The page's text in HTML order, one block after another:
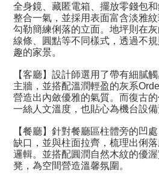
全身鏡、藏匿電箱、擺放零錢包
整合一氣，並採用表面富含淡雅
勾勒簡練俐落的立面。地坪則在灰
線條、圓點等不同樣式，透過不
趣的家景。
【客廳】設計師選用了帶有細膩
主牆，並搭配溫潤輕盈的灰系
營造出內斂優雅的氣質。而復古
一絲人文溫度，也貼心為機台設備
【餐廳】針對餐廳區柱體旁的凹
缺口，並與柱面拉齊，梳理出俐
邏輯。並搭配圓潤自然木紋的優
凳，為空間營造溫馨氛圍。